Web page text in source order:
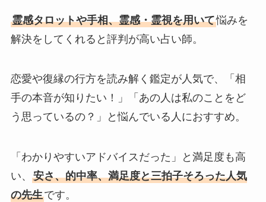
霊感タロットや手相、霊感・霊視を用いて悩みを
解決をしてくれると評判が高い占い師。
恋愛や復縁の行方を読み解く鑑定が人気で、「相
手の本音が知りたい！」「あの人は私のことをど
う思っているの？」と悩んでいる人におすすめ。
「わかりやすいアドバイスだった」と満足度も高
い、 安さ、的中率、満足度と三拍子そろった人気
の先生です。